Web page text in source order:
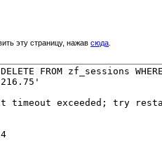
эту страницу, нажав сюда